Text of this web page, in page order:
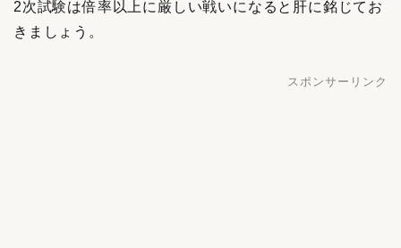
2次試験は倍率以上に厳しい戦いになると肝に銘じてお
きましょう。
スポンサーリンク